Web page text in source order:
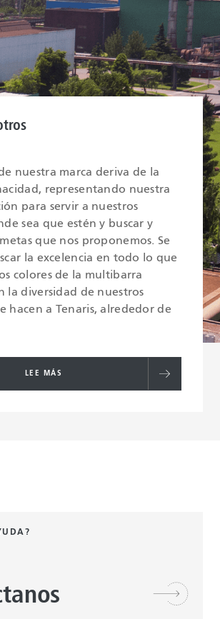
nuestra marca deriva de la
representando nuestra
para servir a nuestros
sea que estén y buscar y
que nos proponemos. Se
la excelencia en todo lo que
colores de la multibarra
la diversidad de nuestros
hacen a Tenaris, alrededor de
LEE MÁS